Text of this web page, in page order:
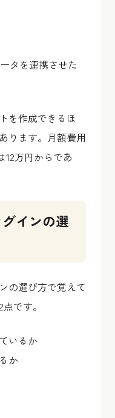
タを連携させた
を作成できるほ
ります。月額費用
12万円からであ
インの選
の選び方で覚えて
です。
いるか
か